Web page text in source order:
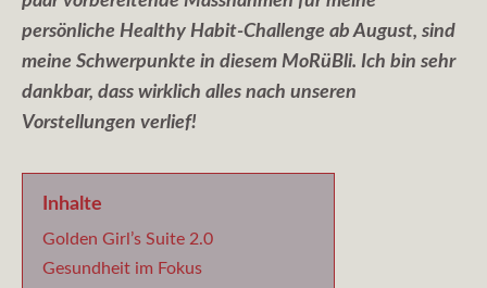
persönliche Healthy Habit-Challenge ab August, sind
meine Schwerpunkte in diesem MoRüBli. Ich bin sehr
dankbar, dass wirklich alles nach unseren
Vorstellungen verlief!
Inhalte
Golden Girl’s Suite 2.0
Gesundheit im Fokus